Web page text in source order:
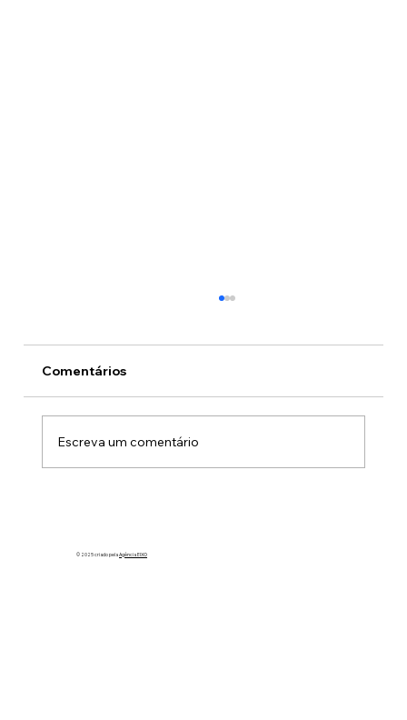
Nacional do Bombeiro Militar
Comentários
Escreva um comentário
© 2025 criado pelaAgência EIXO